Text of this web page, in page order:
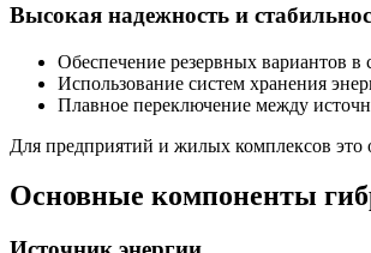
Высокая надежность и
Обеспечение резервных вариантов в
Использование систем хранения
Плавное переключение между
Для предприятий и жилых комплексов это
Основные компоненты